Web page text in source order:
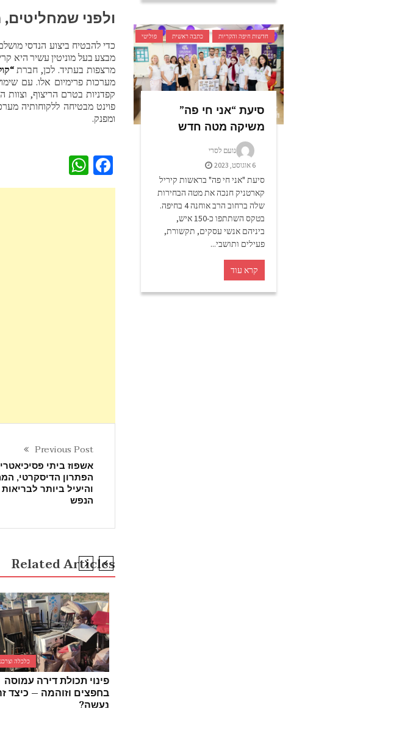
ולפני
כדי להבטיח ביצוע הנדסי
מבצע בעל מוניטין עשיר היא
מרצפות בעתיד. לכן, חברת
מערכות פרימיום אלו. עם
קפדניות בטרם הריצוף,
פוינט מבטיחה ללקוחותיה
ומפנק.
Facebook
Previous Post
אשפוז ביתי
הפתרון הדיסקרטי,
והיעיל ביותר לבריאות
הנפש
Related Articles
כלכלה
פינוי תכולת דירה עמוסה
בחפצים וזוהמה – כיצד
נעשה?
חדשות חיפה והקריות כתבה ראשית פוליטי
סיעת “אני חי פה”
משיקה מטה חדש
נועם לסרי
6 אוגוסט, 2023
סיעת "אני חי פה" בראשות קיריל
קארטניק חנכה את מטה הבחירות
שלה ברחוב הרב אוחנה 4 בחיפה.
בטקס השתתפו כ-150 איש,
ביניהם אנשי עסקים, תקשורת,
פעילים ותושבי...
קרא עוד